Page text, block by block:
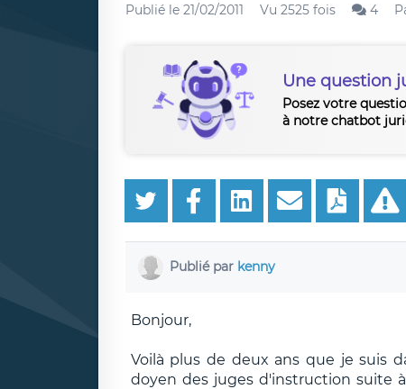
Publié le 21/02/2011 Vu 2525 fois 4
Une question
Posez votre
à notre chatbot
Publié par kenny
Bonjour,
Voilà plus de deux ans que je suis
doyen des juges d'instruction suite